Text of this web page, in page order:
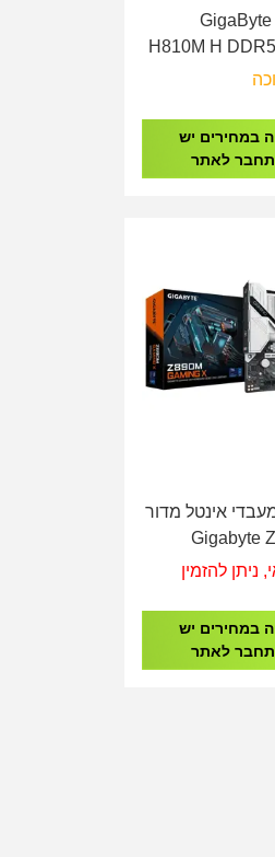
לוח ראשי GigaByte
H810M H
במחירים יש
לאתר
אינטל מדור
15 Gigabyte
GAMING X -
ניתן להזמין
במחירים יש
לאתר